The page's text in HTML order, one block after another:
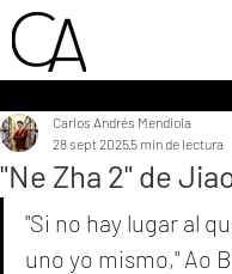
"Ne Zha 2" de
Carlos Andrés Mendiola
28 sept 20255 min de lectura
"Si no hay lugar al
uno yo mismo," Ao